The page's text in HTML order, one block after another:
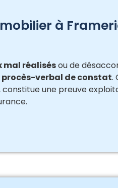
à
mal réalisésou de
procès-verbal de constat.
une preuve